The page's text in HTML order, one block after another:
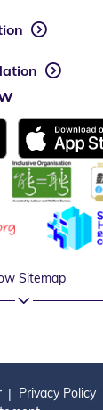
Sitemap
Privacy Policy